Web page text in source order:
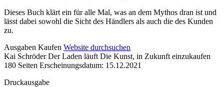
Dieses Buch klärt ein für alle Mal, was an dem Mythos dran ist und
lässt dabei sowohl die Sicht des Händlers als auch die des Kunden
zu.
Details
und
Ausgaben Kaufen Website durchsuchen
Kai Schröder Der Laden läuft Die Kunst, in Zukunft einzukaufen
180 Seiten Erscheinungsdatum: 15.12.2021
Druckausgabe